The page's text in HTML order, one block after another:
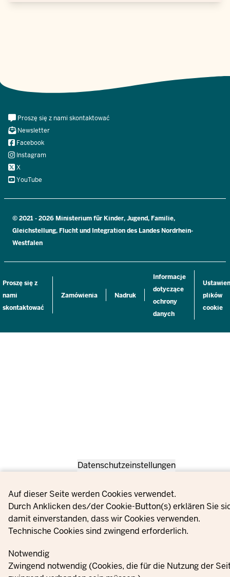
Privacy settings
Datenschutzeinstellungen
Auf dieser Seite werden Cookies verwendet.
Durch Anklicken des/der Cookie-Button(s) erklären Sie
damit einverstanden, dass wir Cookies verwenden.
Technische Cookies sind zwingend erforderlich.
Notwendig
Zwingend notwendig (Cookies, die für die Nutzung der
Proszę się z
nami
skontaktować
Zamówienia Nadruk
Informacje
dotyczące
ochrony
danych
plików
cookie
Meta
Navi
Social
Proszę się z nami skontaktować
Newsletter
Facebook
Instagram
X
YouTube
© 2021 - 2026 Ministerium für Kinder, Jugend, Familie,
Gleichstellung, Flucht und Integration des Landes Nordrhein-
Westfalen